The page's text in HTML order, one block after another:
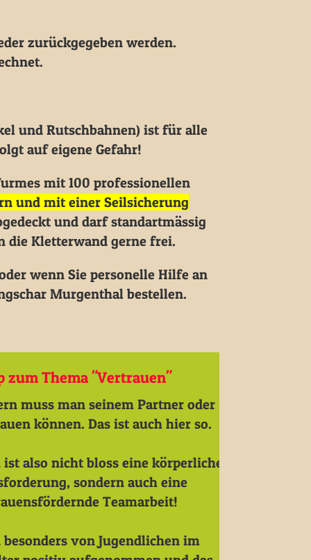
zurückgegeben werden.
und Rutschbahnen) ist für alle
auf eigene Gefahr!
mit 100 professionellen
und mit einer Seilsicherung
und darf standartmässig
die Kletterwand gerne frei.
wenn Sie personelle Hilfe an
Murgenthal bestellen.
zum Thema "Vertrauen"
muss man seinem Partner oder
können. Das ist auch hier so.
also nicht bloss eine körperliche
sondern auch eine
Teamarbeit!
besonders von Jugendlichen im